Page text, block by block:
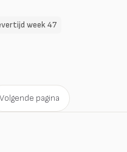
week 47
Volgende pagina